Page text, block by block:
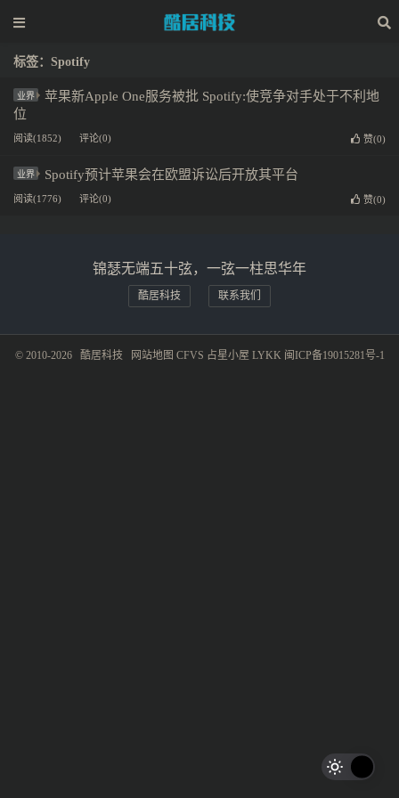
标签：Spotify
业界
苹果新Apple One服务被批 Spotify:使竞争对手处于不利地
位
阅读(1852) 评论(0) 赞(0)
业界 Spotify预计苹果会在欧盟诉讼后开放其平台
阅读(1776) 评论(0) 赞(0)
锦瑟无端五十弦，一弦一柱思华年
酷居科技 联系我们
© 2010-2026 酷居科技 网站地图 CFVS 占星小屋 LYKK 闽ICP备19015281号-1